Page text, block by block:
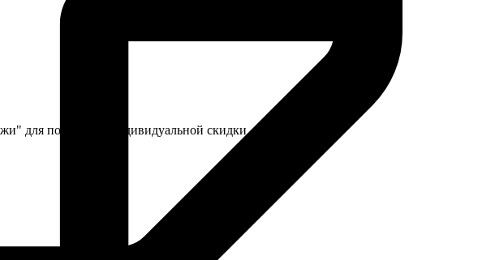
для получения индивидуальной скидки.